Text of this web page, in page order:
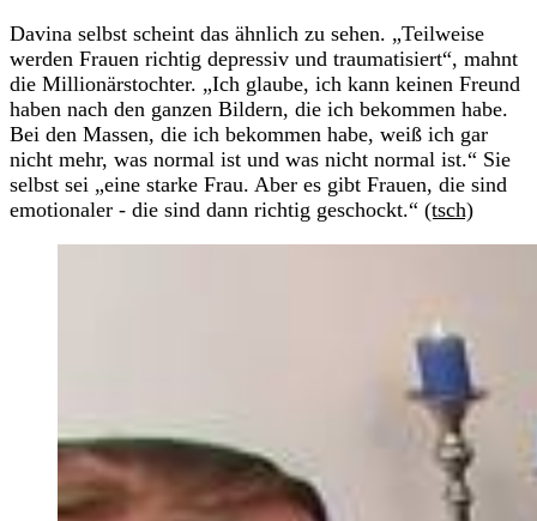
Davina selbst scheint das ähnlich zu sehen. „Teilweise
werden Frauen richtig depressiv und traumatisiert“, mahnt
die Millionärstochter. „Ich glaube, ich kann keinen Freund
haben nach den ganzen Bildern, die ich bekommen habe.
Bei den Massen, die ich bekommen habe, weiß ich gar
nicht mehr, was normal ist und was nicht normal ist.“ Sie
selbst sei „eine starke Frau. Aber es gibt Frauen, die sind
emotionaler - die sind dann richtig geschockt.“ (tsch)